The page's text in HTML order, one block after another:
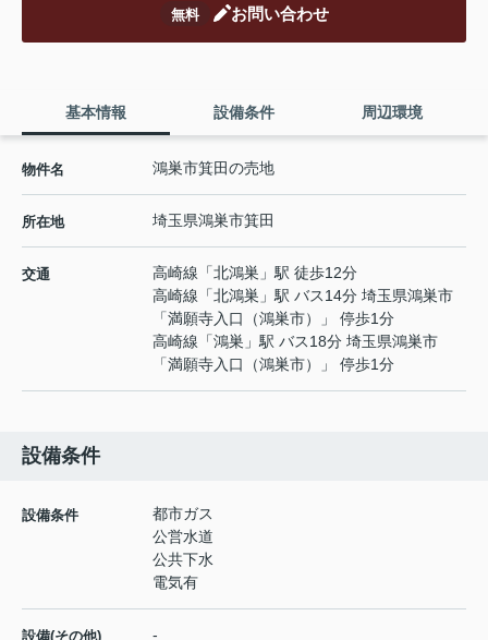
無料 お問い合わせ
基本情報 設備条件 周辺環境
物件名 鴻巣市箕田の売地
所在地 埼玉県鴻巣市箕田
交通 高崎線 「北鴻巣 」駅 徒歩12分
高崎線 「北鴻巣 」駅 バス14分 埼玉県鴻巣市
「満願寺入口（鴻巣市）」 停歩1分
高崎線 「鴻巣 」駅 バス18分 埼玉県鴻巣市
「満願寺入口（鴻巣市）」 停歩1分
設備条件
設備条件
都市ガス
公営水道
公共下水
電気有
設備(その他) -